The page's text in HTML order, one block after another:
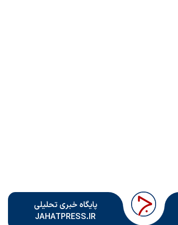
پایگاه خبری تحلیلی
JAHATPRESS.IR